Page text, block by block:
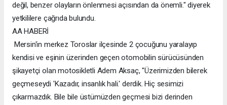
değil, benzer olayların önlenmesi açısından da önemli." diyerek
yetkililere çağrıda bulundu.
AA HABERİ
Mersin'in merkez Toroslar ilçesinde 2 çocuğunu yaralayıp
kendisi ve eşinin üzerinden geçen otomobilin sürücüsünden
şikayetçi olan motosikletli Adem Aksaç, "Üzerimizden bilerek
geçmeseydi 'Kazadır, insanlık hali.' derdik. Hiç sesimizi
çıkarmazdık. Bile bile üstümüzden geçmesi bizi derinden